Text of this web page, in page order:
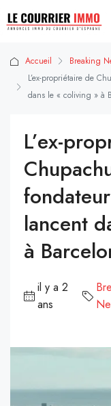
Accueil
Breaking
L’ex-propriétaire de
dans le « coliving » à
L’ex-
lancent
à
il y a 2
ans